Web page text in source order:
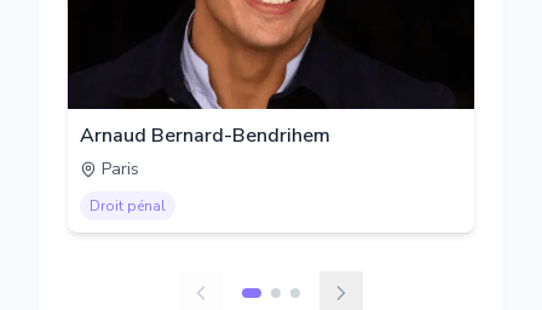
Arnaud Bernard-Bendrihem
Paris
Droit pénal